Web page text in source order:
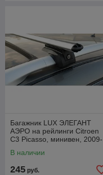
Багажник LUX ЭЛЕГАНТ
АЭРО на рейлинги Citroen
C3 Picasso, минивен, 2009-
В наличии
245 руб.